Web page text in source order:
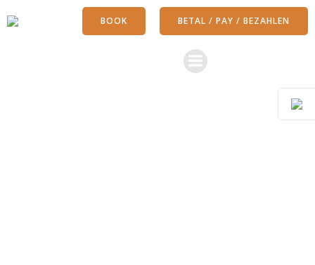
Videre
BOOK BETAL / PAY / BEZAHLEN